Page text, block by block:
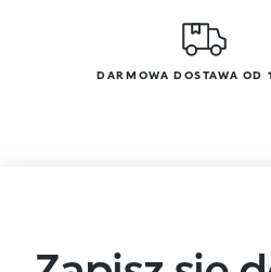
DARMOWA DOSTAWA OD